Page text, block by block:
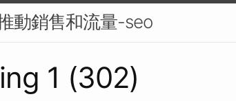
動銷售和流量-seo
1 (302)